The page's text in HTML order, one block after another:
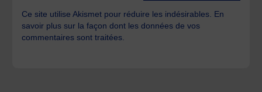
Ce site utilise Akismet pour réduire les indésirables. En
savoir plus sur la façon dont les données de vos
commentaires sont traitées